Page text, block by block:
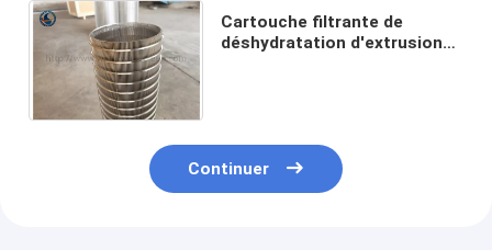
Cartouche filtrante de
déshydratation d'extrusion
Continuer